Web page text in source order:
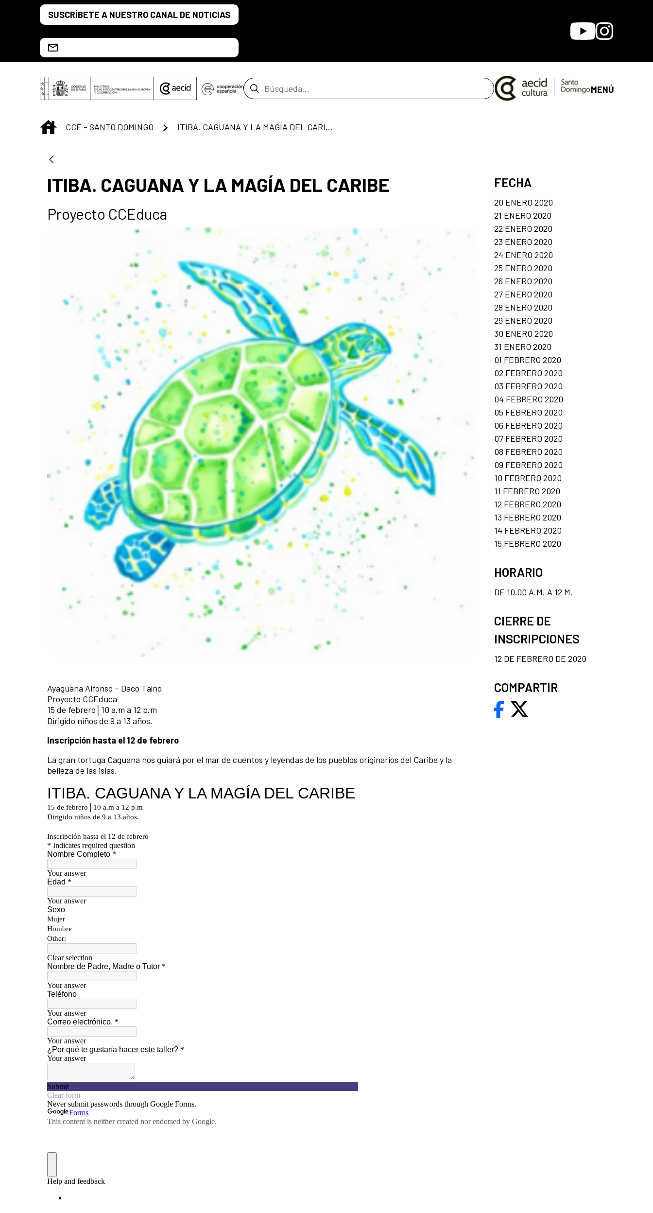
Saltar al contenido principal
SUSCRÍBETE A NUESTRO CANAL DE NOTICIAS
YoutubeInstagram
Barra de búsqueda MENÚ
INICIO
CCE - SANTO DOMINGO ITIBA. CAGUANA Y LA MAGÍA DEL CARIBE
ITIBA. CAGUANA Y LA MAGÍA DEL CARIBE
Proyecto CCEduca
Ayaguana Alfonso – Daco Taíno
Proyecto CCEduca
15 de febrero│10 a.m a 12 p.m
Dirigido niños de 9 a 13 años.
Inscripción hasta el 12 de febrero
La gran tortuga Caguana nos guiará por el mar de cuentos y leyendas de los pueblos originarios del Caribe y la
belleza de las islas.
FECHA
20 ENERO 2020
21 ENERO 2020
22 ENERO 2020
23 ENERO 2020
24 ENERO 2020
25 ENERO 2020
26 ENERO 2020
27 ENERO 2020
28 ENERO 2020
29 ENERO 2020
30 ENERO 2020
31 ENERO 2020
01 FEBRERO 2020
02 FEBRERO 2020
03 FEBRERO 2020
04 FEBRERO 2020
05 FEBRERO 2020
06 FEBRERO 2020
07 FEBRERO 2020
08 FEBRERO 2020
09 FEBRERO 2020
10 FEBRERO 2020
11 FEBRERO 2020
12 FEBRERO 2020
13 FEBRERO 2020
14 FEBRERO 2020
15 FEBRERO 2020
HORARIO
DE 10.00 A.M. A 12 M.
CIERRE DE
INSCRIPCIONES
12 DE FEBRERO DE 2020
COMPARTIR